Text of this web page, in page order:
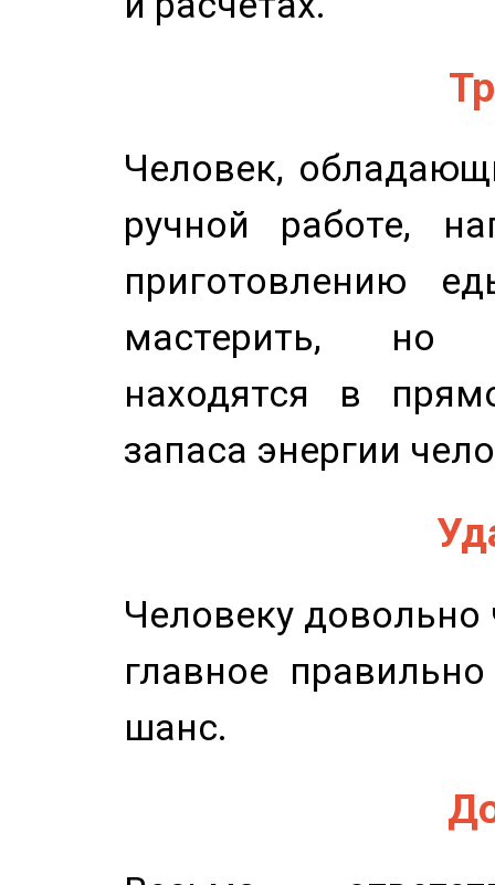
Человек,
ручной работе,
приготовлению
мастерить, но
находятся в
запаса энергии
Человеку довольно
главное
шанс.